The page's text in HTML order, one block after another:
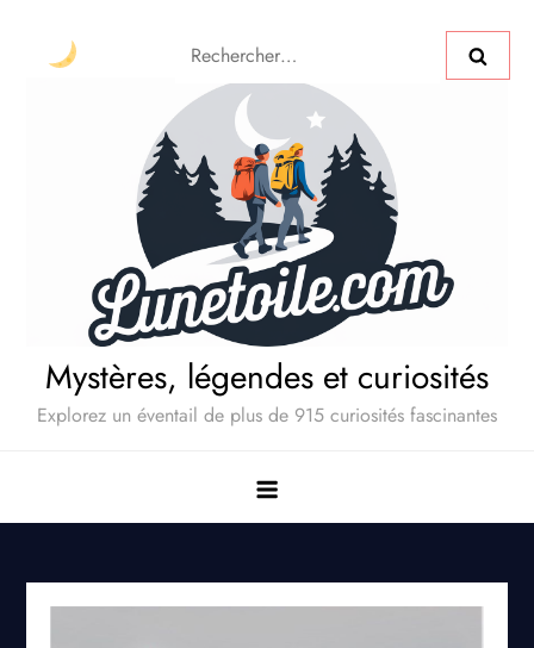
Mystères, légendes et curiosités
Explorez un éventail de plus de 915 curiosités fascinantes